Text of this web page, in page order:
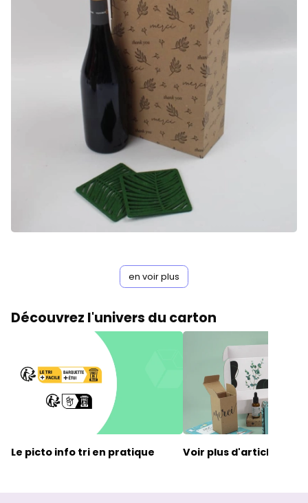
en voir plus
Découvrez l'univers du carton
Le picto info tri en pratique Voir plus d'articles